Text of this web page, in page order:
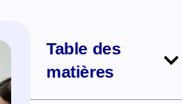
Table des
matières